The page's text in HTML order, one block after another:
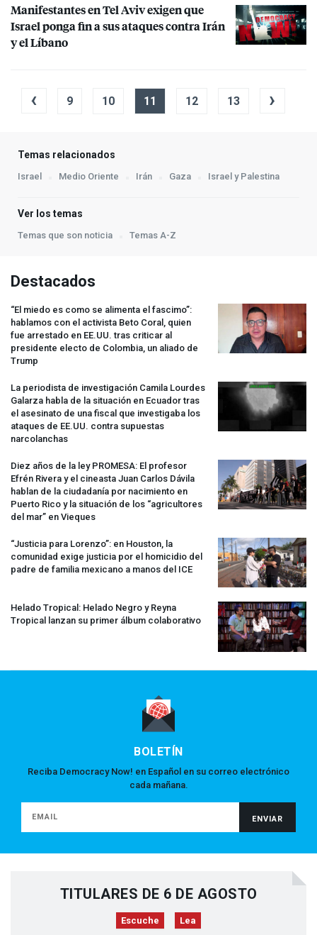
Manifestantes en Tel Aviv exigen que
Israel ponga fin a sus ataques contra Irán
y el Líbano
‹ 9 10 11 12 13 ›
Temas relacionados
Israel Medio Oriente Irán Gaza Israel y Palestina
Ver los temas
Temas que son noticia Temas A-Z
Destacados
“El miedo es como se alimenta el fascimo”:
hablamos con el activista Beto Coral, quien
fue arrestado en EE.UU. tras criticar al
presidente electo de Colombia, un aliado de
Trump
La periodista de investigación Camila Lourdes
Galarza habla de la situación en Ecuador tras
el asesinato de una fiscal que investigaba los
ataques de EE.UU. contra supuestas
narcolanchas
Diez años de la ley PROMESA: El profesor
Efrén Rivera y el cineasta Juan Carlos Dávila
hablan de la ciudadanía por nacimiento en
Puerto Rico y la situación de los “agricultores
del mar” en Vieques
“Justicia para Lorenzo”: en Houston, la
comunidad exige justicia por el homicidio del
padre de familia mexicano a manos del ICE
Helado Tropical: Helado Negro y Reyna
Tropical lanzan su primer álbum colaborativo
BOLETÍN
Reciba Democracy Now! en Español en su correo electrónico
cada mañana.
TITULARES DE 6 DE AGOSTO
Escuche Lea